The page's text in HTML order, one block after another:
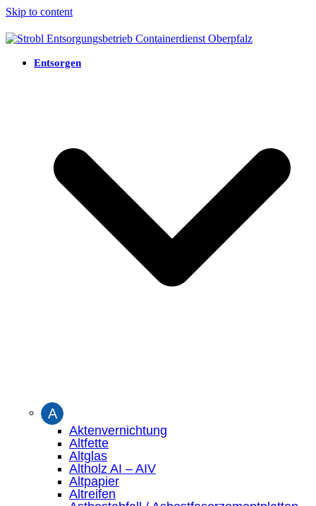
Skip to content
Entsorgen
A
Aktenvernichtung
Altfette
Altglas
Altholz AI – AIV
Altpapier
Altreifen